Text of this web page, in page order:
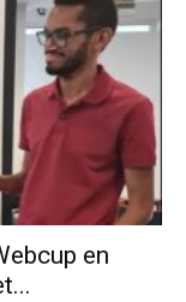
en